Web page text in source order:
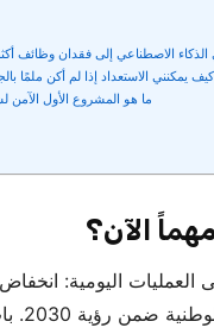
الاصطناعي إلى فقدان وظائف
كيف يمكنني الاستعداد إذا لم أكن ملمًا
ما هو المشروع الأول الآمن
الآن؟
العمليات اليومية: